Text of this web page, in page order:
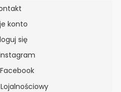
konto
się